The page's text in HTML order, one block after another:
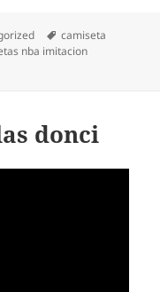
Etiquetas
camiseta
nba imitacion
donci